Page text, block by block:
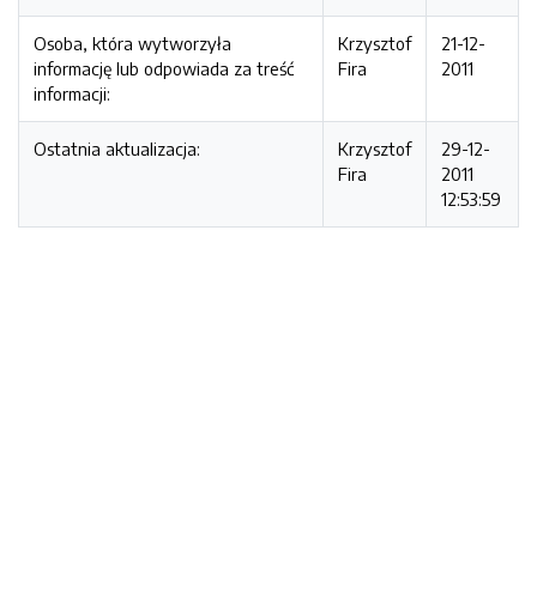
Osoba, która wytworzyła
informację lub odpowiada za treść
informacji:
Krzysztof
Fira
21-12-
2011
Ostatnia aktualizacja:
Krzysztof
Fira
29-12-
2011
12:53:59